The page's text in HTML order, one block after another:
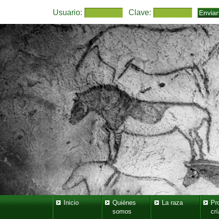
Usuario: Clave:
Inicio
Quiénes
somos
La raza